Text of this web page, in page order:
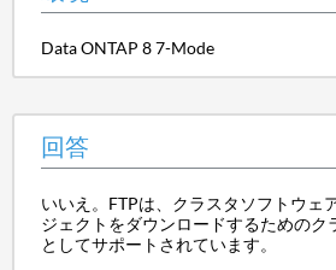
Data ONTAP 8 7-Mode
回答
いいえ。FTPは、クラスタソフトウェ
ジェクトをダウンロードするためのク
としてサポートされています。